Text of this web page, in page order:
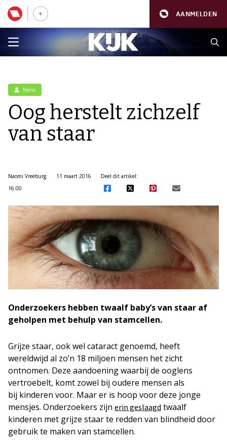
AANMELDEN
Mens
Oog herstelt zichzelf
van staar
Naomi Vreeburg
11 maart 2016
16:00
Deel dit artikel:
Onderzoekers hebben twaalf baby’s van staar af
geholpen met behulp van stamcellen.
Grijze staar, ook wel cataract genoemd, heeft
wereldwijd al zo’n 18 miljoen mensen het zicht
ontnomen. Deze aandoening waarbij de ooglens
vertroebelt, komt zowel bij oudere mensen als
bij kinderen voor. Maar er is hoop voor deze jonge
mensjes. Onderzoekers zijn erin geslaagd twaalf
kinderen met grijze staar te redden van blindheid door
gebruik te maken van stamcellen.